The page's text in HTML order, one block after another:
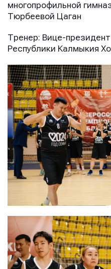
многопрофильной
Тюрбеевой Цаган
Тренер: Вице-
Республики Калмыкия